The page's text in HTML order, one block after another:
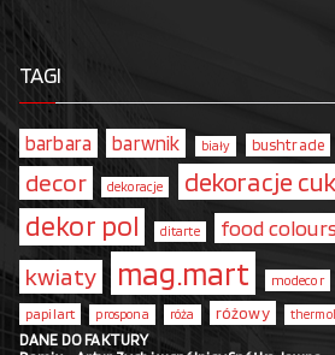
TAGI
barbara barwnik biały bushtrade
decor dekoracje dekoracje
dekor pol ditarte food colours
kwiaty mag.mart modecor
papilart prospona róża różowy
DANE DO FAKTURY